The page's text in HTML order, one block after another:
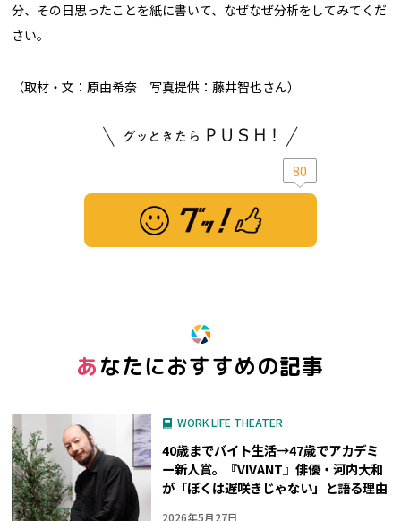
分、その日思ったことを紙に書いて、なぜなぜ分析をしてみてくだ
さい。
（取材・文：原由希奈 写真提供：藤井智也さん）
80
あなたにおすすめの記事
WORK LIFE THEATER
40歳までバイト生活→47歳でアカデミ
ー新人賞。『VIVANT』俳優・河内大和
が「ぼくは遅咲きじゃない」と語る理由
2026年5月27日